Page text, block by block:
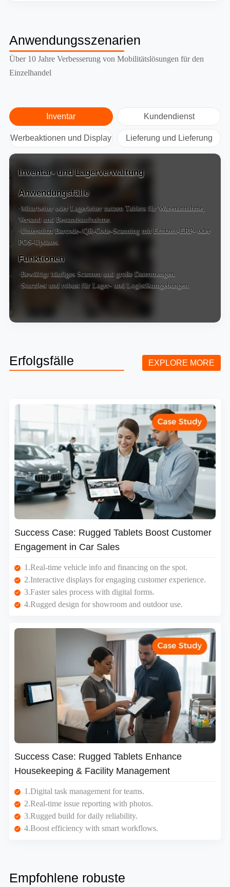
Anwendungsszenarien
Über 10 Jahre Verbesserung von Mobilitätslösungen für den
Einzelhandel
Inventar Kundendienst
Werbeaktionen und Display Lieferung und Lieferung
Inventar- und Lagerverwaltung
Anwendungsfälle
·Mitarbeiter oder Lagerleiter nutzen Tablets für Warenannahme,
Versand und Bestandsaufnahme.
·Unterstützt Barcode-/QR-Code-Scanning mit Echtzeit-ERP- oder
POS-Updates.
Funktionen
·Bewältigt häufiges Scannen und große Datenmengen.
·Sturzfest und robust für Lager- und Logistikumgebungen.
Erfolgsfälle EXPLORE MORE
Success Case: Rugged Tablets Boost Customer
Engagement in Car Sales
1.Real-time vehicle info and financing on the spot.
2.Interactive displays for engaging customer experience.
3.Faster sales process with digital forms.
4.Rugged design for showroom and outdoor use.
Success Case: Rugged Tablets Enhance
Housekeeping & Facility Management
1.Digital task management for teams.
2.Real-time issue reporting with photos.
3.Rugged build for daily reliability.
4.Boost efficiency with smart workflows.
Empfohlene robuste